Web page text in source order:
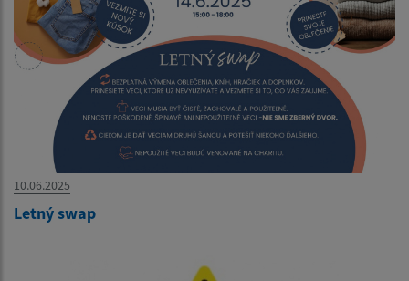
10.06.2025
Letný swap